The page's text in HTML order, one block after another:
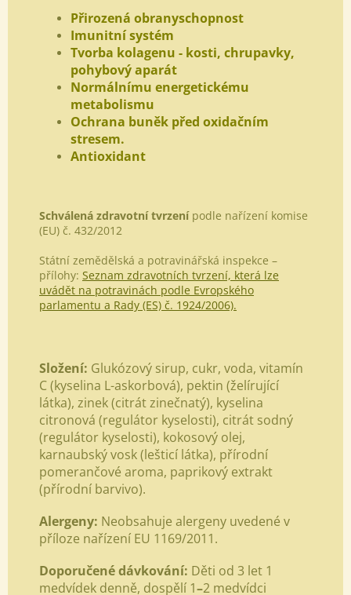
Přirozená obranyschopnost
Imunitní systém
Tvorba kolagenu - kosti, chrupavky,
pohybový aparát
Normálnímu energetickému
metabolismu
Ochrana buněk před oxidačním
stresem.
Antioxidant
Schválená zdravotní tvrzenípodle nařízení komise
(EU) č. 432/2012
Státní zemědělská a potravinářská inspekce –
přílohy: Seznam zdravotních tvrzení, která lze
uvádět na potravinách podle Evropského
parlamentu a Rady (ES) č. 1924/2006).
Složení: Glukózový sirup, cukr, voda, vitamín
C (kyselina L-askorbová), pektin (želírující
látka), zinek (citrát zinečnatý), kyselina
citronová (regulátor kyselosti), citrát sodný
(regulátor kyselosti), kokosový olej,
karnaubský vosk (lešticí látka), přírodní
pomerančové aroma, paprikový extrakt
(přírodní barvivo).
Alergeny: Neobsahuje alergeny uvedené v
příloze nařízení EU 1169/2011.
Doporučené dávkování: Děti od 3 let 1
medvídek denně, dospělí 1–2 medvídci